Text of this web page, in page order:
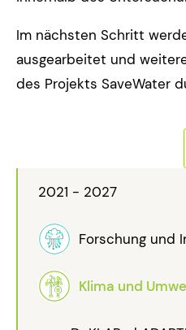
2021 - 2027
Forschung und
Klima und
Im nächsten Schritt
ausgearbeitet und
des Projekts SaveWater